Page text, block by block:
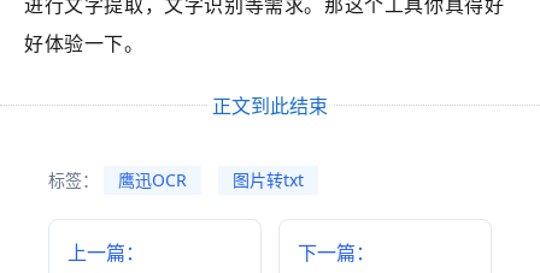
好体验一下。
正文到此结束
标签： 鹰迅OCR 图片转txt
上一篇：
下一篇：